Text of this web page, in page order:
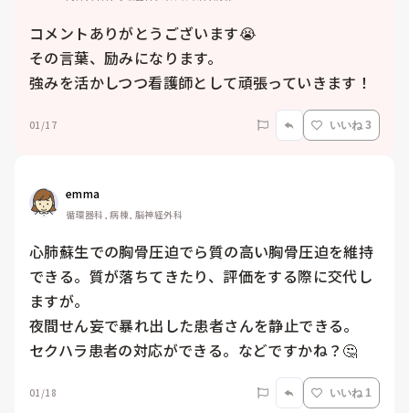
コメントありがとうございます😭
その言葉、励みになります。
強みを活かしつつ看護師として頑張っていきます！
01/17 いいね 3
emma
循環器科, 病棟, 脳神経外科
心肺蘇生での胸骨圧迫でら質の高い胸骨圧迫を維持
できる。質が落ちてきたり、評価をする際に交代し
ますが。
夜間せん妄で暴れ出した患者さんを静止できる。
セクハラ患者の対応ができる。などですかね？🤔
01/18 いいね 1